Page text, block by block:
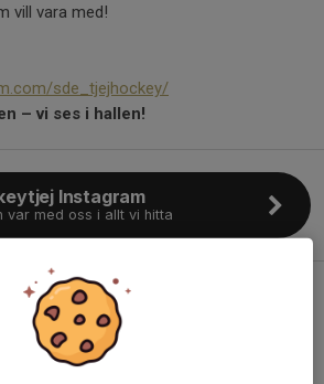
vill vara med!
sde_tjejhockey/
– vi ses i hallen!
Instagram
var med oss i allt vi hitta
med SDEs damlag 1
kommentarer